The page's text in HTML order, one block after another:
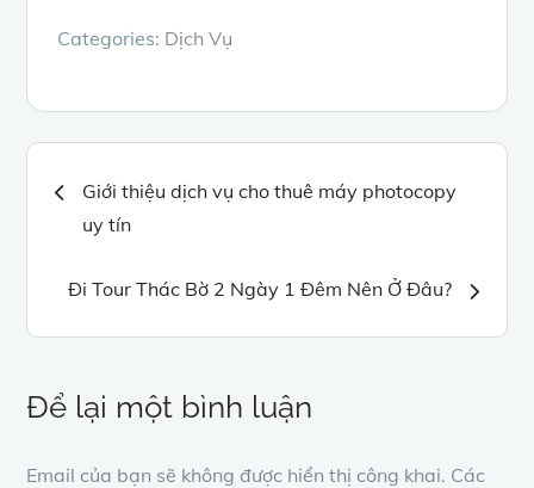
Categories: Dịch Vụ
Điều
hướng
bài
viết
Giới thiệu dịch vụ cho thuê máy photocopy
uy tín
Đi Tour Thác Bờ 2 Ngày 1 Đêm Nên Ở Đâu?
Để lại một bình luận
Email của bạn sẽ không được hiển thị công khai. Các